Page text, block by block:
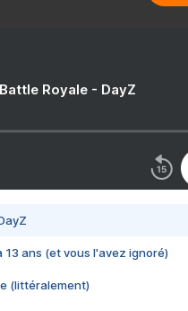
Royale - DayZ
13 ans (et vous l'avez ignoré)
(littéralement)